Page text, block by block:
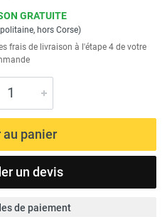
GRATUITE
hors Corse)
frais de livraison à l'étape 4 de votre
panier
un devis
de paiement